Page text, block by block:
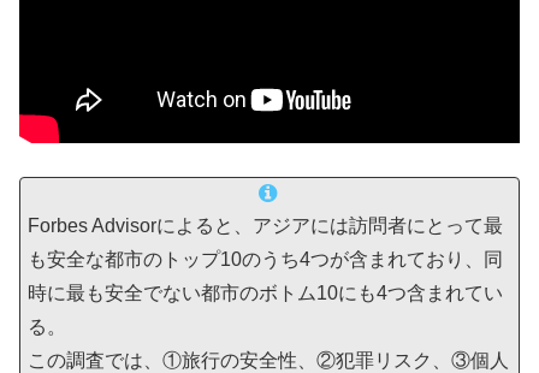
Forbes Advisorによると、アジアには訪問者にとって最
も安全な都市のトップ10のうち4つが含まれており、同
時に最も安全でない都市のボトム10にも4つ含まれてい
る。
この調査では、①旅行の安全性、②犯罪リスク、③個人